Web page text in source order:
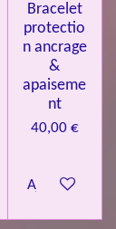
Bracelet
protectio
n ancrage
&
apaiseme
nt
40,00 €
Ajouter au